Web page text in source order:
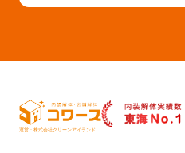
運営：株式会社クリーンアイランド